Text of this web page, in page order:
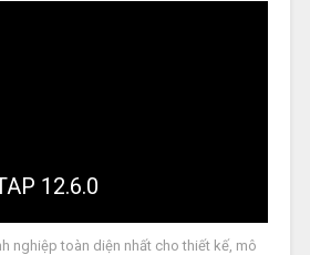
12.6.0
nghiệp toàn diện nhất cho thiết kế, mô